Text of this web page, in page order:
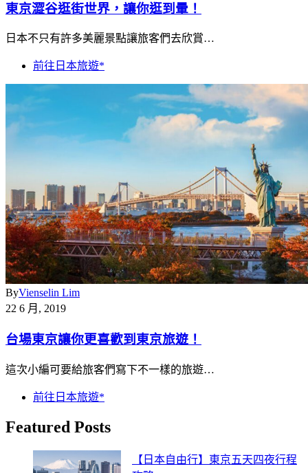
東京澀谷逛街世界，讓你逛到暈！
日本不只有許多美麗景點讓旅客們去欣賞…
前往日本旅遊*
ByVienselin Lim
22 6 月, 2019
台場東京讓你更喜歡到東京旅遊！
這次小編可要給旅客們寫下不一樣的旅遊…
前往日本旅遊*
Featured Posts
【日本自由行】東京五天四夜行程